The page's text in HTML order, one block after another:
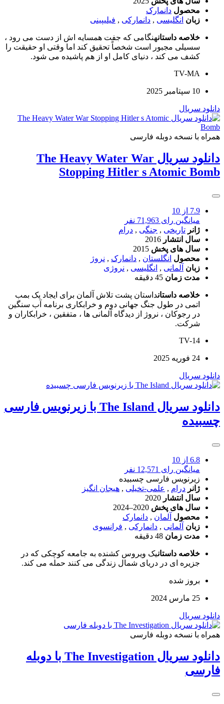
محصول دانمارک
زبان انگلیسی , دانمارکی , فیلیپینی
خلاصه داستانهنگامی که جفت همسایه اش از دست می رود ،
سسیلی مجبور است شخصاً تحقیق کند اما وقتی او حقیقت را
کشف می کند ، دنیای کامل او از هم پاشیده می شود.
TV-MA
10 سپتامبر 2025
دانلود سریال
همراه با نسخه دوبله فارسی
دانلود سریال The Heavy Water War
Stopping Hitler s Atomic Bomb
7.9 از 10
میانگین رای 71,963 نفر
ژانر تاریخی , جنگی , درام
سال انتشار 2016
سال های پخش 2015
محصول انگلستان , دانمارک , نروژ
زبان آلمانی , انگلیسی , نروژی
مدت زمان 45 دقیقه
خلاصه داستانداستان پشت تلاش آلمان برای ایجاد یک بمب
اتمی در طول جنگ جهانی دوم و خرابکاری برنامه آب سنگین
در رجوکان ، نروژ از دیدگاه آلمانی ها ، متفقین ، خرابکاران و
شرکت.
TV-14
24 فوریه 2025
دانلود سریال
دانلود سریال The Island با زیرنویس فارسی
چسبیده
6.8 از 10
میانگین رای 12,571 نفر
زیرنویس فارسی چسبیده
ژانر درام , علمی-تخیلی , هیجان انگیز
سال انتشار 2020
سال های پخش 2020–2024
محصول آلمان , دانمارک
زبان آلمانی , دانمارکی , فرانسوی
مدت زمان 48 دقیقه
خلاصه داستانیک ویروس کشنده به جامعه کوچکی که در
جزیره ای در دریای شمال زندگی می کنند حمله می کند.
بروز‌ شده
25 مارس 2024
دانلود سریال
همراه با نسخه دوبله فارسی
دانلود سریال The Investigation با دوبله
فارسی